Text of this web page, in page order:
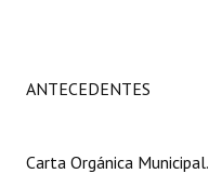
Constitución Provincial
Reglamento Interno
ANTECEDENTES
Carta Orgánica Municipal.